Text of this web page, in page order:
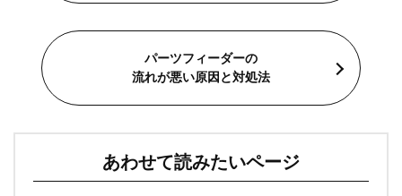
パーツフィーダーの
流れが悪い原因と対処法
あわせて読みたいページ